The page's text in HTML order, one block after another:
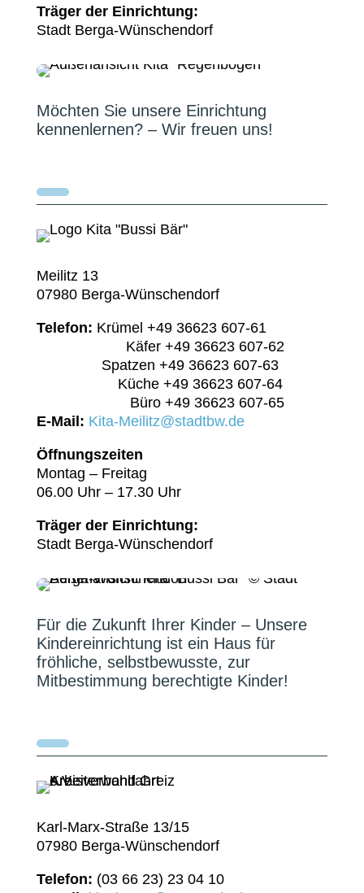
Träger der Einrichtung:
Stadt Berga-Wünschendorf
Möchten Sie unsere Einrichtung
kennenlernen? – Wir freuen uns!
Meilitz 13
07980 Berga-Wünschendorf
Telefon: Krümel +49 36623 607-61
Käfer +49 36623 607-62
Spatzen +49 36623 607-63
Küche +49 36623 607-64
Büro +49 36623 607-65
E-Mail: Kita-Meilitz@stadtbw.de
Öffnungszeiten
Montag – Freitag
06.00 Uhr – 17.30 Uhr
Träger der Einrichtung:
Stadt Berga-Wünschendorf
Für die Zukunft Ihrer Kinder – Unsere
Kindereinrichtung ist ein Haus für
fröhliche, selbstbewusste, zur
Mitbestimmung berechtigte Kinder!
Karl-Marx-Straße 13/15
07980 Berga-Wünschendorf
Telefon: (03 66 23) 23 04 10